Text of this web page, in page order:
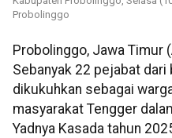
Probolinggo
Probolinggo, Jawa Timur
Sebanyak 22 pejabat
dikukuhkan sebagai
masyarakat Tengger
Yadnya Kasada tahun